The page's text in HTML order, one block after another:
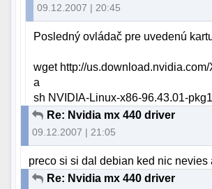
09.12.2007 | 20:45
Posledný ovládač pre uvedenú
wget http://
a
sh NVIDIA-Linux-x86-96.43.01-
Re: Nvidia mx 440 driver
09.12.2007 | 21:05
preco si si dal debian ked nic
Re: Nvidia mx 440 driver